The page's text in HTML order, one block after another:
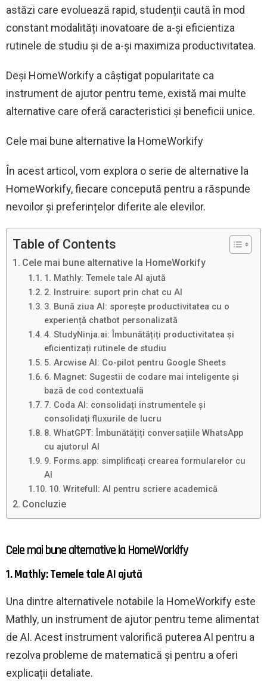
astăzi care evoluează rapid, studenții caută în mod
constant modalități inovatoare de a-și eficientiza
rutinele de studiu și de a-și maximiza productivitatea.
Deși HomeWorkify a câștigat popularitate ca
instrument de ajutor pentru teme, există mai multe
alternative care oferă caracteristici și beneficii unice.
Cele mai bune alternative la HomeWorkify
În acest articol, vom explora o serie de alternative la
HomeWorkify, fiecare concepută pentru a răspunde
nevoilor și preferințelor diferite ale elevilor.
Table of Contents
Cele mai bune alternative la HomeWorkify
1. Mathly: Temele tale AI ajută
2. Instruire: suport prin chat cu AI
3. Bună ziua AI: sporește productivitatea cu o
experiență chatbot personalizată
4. StudyNinja.ai: Îmbunătățiți productivitatea și
eficientizați rutinele de studiu
5. Arcwise AI: Co-pilot pentru Google Sheets
6. Magnet: Sugestii de codare mai inteligente și
bază de cod contextuală
7. Coda AI: consolidați instrumentele și
consolidați fluxurile de lucru
8. WhatGPT: Îmbunătățiți conversațiile WhatsApp
cu ajutorul AI
9. Forms.app: simplificați crearea formularelor cu
AI
10. Writefull: AI pentru scriere academică
Concluzie
Cele mai bune alternative la HomeWorkify
1. Mathly: Temele tale AI ajută
Una dintre alternativele notabile la HomeWorkify este
Mathly, un instrument de ajutor pentru teme alimentat
de AI. Acest instrument valorifică puterea AI pentru a
rezolva probleme de matematică și pentru a oferi
explicații detaliate.